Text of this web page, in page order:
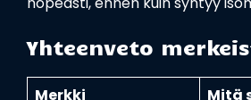
Yhteenveto
Merkki Mitä